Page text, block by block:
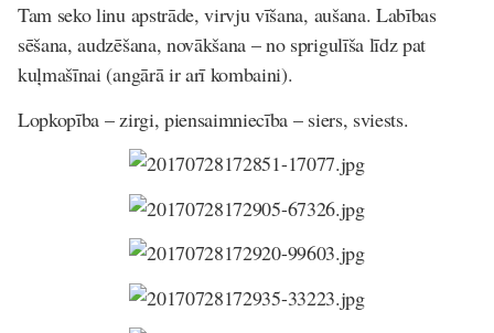
Tam seko linu apstrāde, virvju vīšana, aušana. Labības
sēšana, audzēšana, novākšana – no sprigulīša līdz pat
kuļmašīnai (angārā ir arī kombaini).
Lopkopība – zirgi, piensaimniecība – siers, sviests.